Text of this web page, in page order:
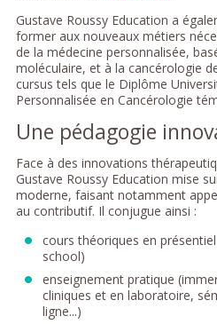
Gustave Roussy Education a
former aux nouveaux métiers
de la médecine personnalisée,
moléculaire, et à la cancérologie
cursus tels que le Diplôme
Personnalisée en Cancérologie
Une pédagogie
Face à des innovations
Gustave Roussy Education mise
moderne, faisant notamment
au contributif. Il conjugue ainsi :
cours théoriques en
school)
enseignement pratique
cliniques et en laboratoire,
ligne...)